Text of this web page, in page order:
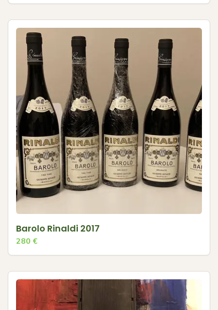
Barolo Rinaldi 2017
280 €